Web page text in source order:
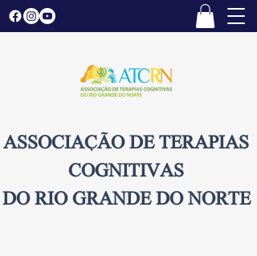
ASSOCIAÇÃO DE TERAPIAS
COGNITIVAS
DO RIO GRANDE DO NORTE